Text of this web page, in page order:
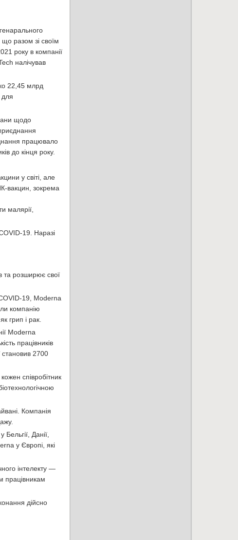
разом зі своїм
року в компанії
налічував
22,45 млрд
для
щодо
працювало
до кінця року.
у світі, але
вакцин, зокрема
малярії,
19. Наразі
та розширює свої
19, Moderna
компанію
грип і рак.
Moderna
працівників
становив 2700
співробітник
Компанія
Данії,
у Європі, які
інтелекту —
працівникам
дійсно